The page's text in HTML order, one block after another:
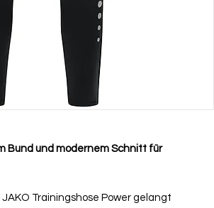
Bund und modernem Schnitt für
Trainingshose Power gelangt